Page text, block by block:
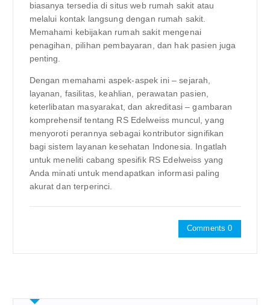
biasanya tersedia di situs web rumah sakit atau
melalui kontak langsung dengan rumah sakit.
Memahami kebijakan rumah sakit mengenai
penagihan, pilihan pembayaran, dan hak pasien juga
penting.
Dengan memahami aspek-aspek ini – sejarah,
layanan, fasilitas, keahlian, perawatan pasien,
keterlibatan masyarakat, dan akreditasi – gambaran
komprehensif tentang RS Edelweiss muncul, yang
menyoroti perannya sebagai kontributor signifikan
bagi sistem layanan kesehatan Indonesia. Ingatlah
untuk meneliti cabang spesifik RS Edelweiss yang
Anda minati untuk mendapatkan informasi paling
akurat dan terperinci.
Comments 0